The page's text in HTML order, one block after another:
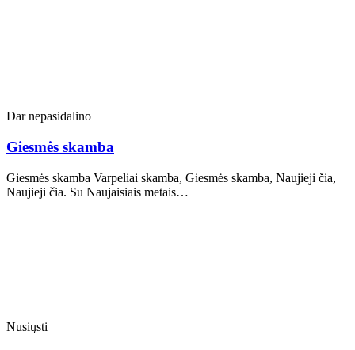
Dar nepasidalino
Giesmės skamba
Giesmės skamba Varpeliai skamba, Giesmės skamba, Naujieji čia,
Naujieji čia. Su Naujaisiais metais…
Nusiųsti